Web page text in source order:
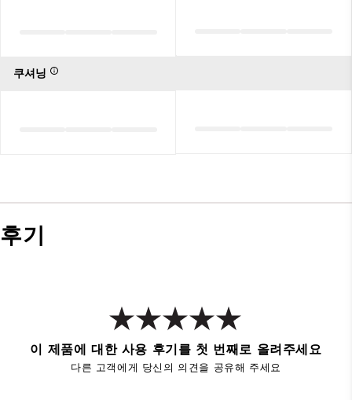
쿠셔닝
후기
이 제품에 대한 사용 후기를 첫 번째로 올려주세요
다른 고객에게 당신의 의견을 공유해 주세요